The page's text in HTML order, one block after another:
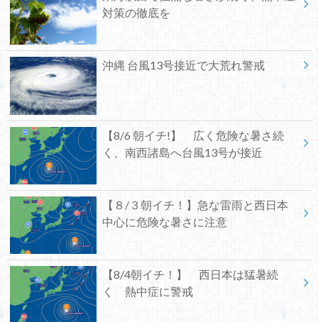
対策の徹底を
沖縄 台風13号接近で大荒れ警戒
【8/6 朝イチ!】 広く危険な暑さ続
く、南西諸島へ台風13号が接近
【８/３朝イチ！】急な雷雨と西日本
中心に危険な暑さに注意
【8/4朝イチ！】 西日本は猛暑続
く 熱中症に警戒